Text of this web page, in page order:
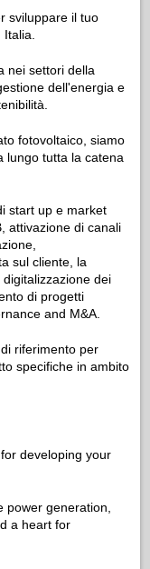
sviluppare il tuo
nei settori della
dell'energia e
fotovoltaico, siamo
lungo tutta la catena
start up e market
attivazione di canali
sul cliente, la
dei
di progetti
and M&A.
riferimento per
specifiche in ambito
developing your
generation,
a heart for